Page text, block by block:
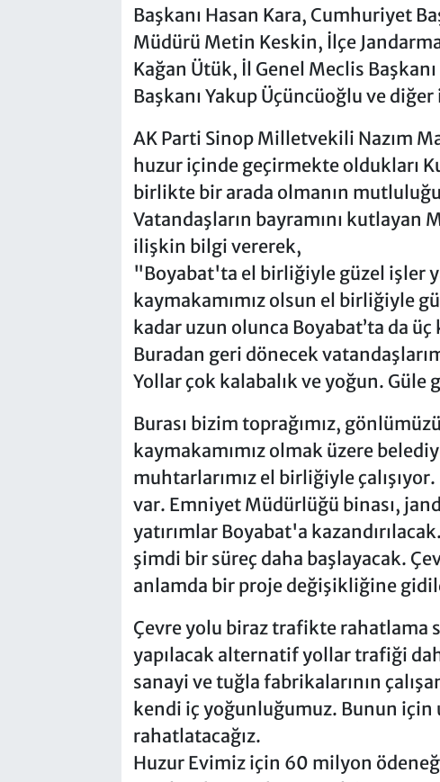
Başkanı Hasan Kara, Cumhuriyet
Müdürü Metin Keskin, İlçe
Kağan Ütük, İl Genel Meclis
Başkanı Yakup Üçüncüoğlu ve
AK Parti Sinop Milletvekili Nazım
huzur içinde geçirmekte oldukları
birlikte bir arada olmanın
Vatandaşların bayramını kutlayan
ilişkin bilgi vererek,
"Boyabat'ta el birliğiyle güzel işler
kaymakamımız olsun el birliğiyle
kadar uzun olunca Boyabat’ta da
Buradan geri dönecek
Yollar çok kalabalık ve yoğun.
Burası bizim toprağımız,
kaymakamımız olmak üzere
muhtarlarımız el birliğiyle
var. Emniyet Müdürlüğü binası,
yatırımlar Boyabat'a
şimdi bir süreç daha başlayacak.
anlamda bir proje değişikliğine
Çevre yolu biraz trafikte rahatlama
yapılacak alternatif yollar trafiği
sanayi ve tuğla fabrikalarının
kendi iç yoğunluğumuz. Bunun için
rahatlatacağız.
Huzur Evimiz için 60 milyon